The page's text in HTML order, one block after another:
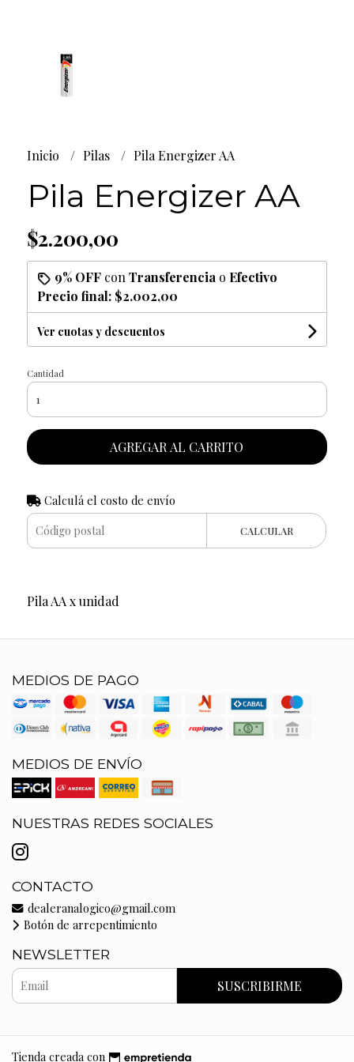
Inicio Pilas Pila Energizer AA
Pila Energizer AA
$2.200,00
9% OFFcon Transferencia o Efectivo
Precio final: $2.002,00
Ver cuotas y descuentos
Cantidad
AGREGAR AL CARRITO
Calculá el costo de envío
CALCULAR
Pila AA x unidad
MEDIOS DE PAGO
MEDIOS DE ENVÍO
NUESTRAS REDES SOCIALES
CONTACTO
dealeranalogico@gmail.com
Botón de arrepentimiento
NEWSLETTER
SUSCRIBIRME
Tienda creada con